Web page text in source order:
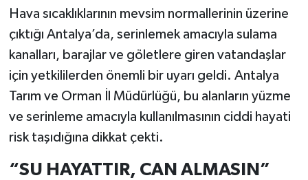
Hava sıcaklıklarının mevsim normallerinin üzerine
çıktığı Antalya’da, serinlemek amacıyla sulama
kanalları, barajlar ve göletlere giren vatandaşlar
için yetkililerden önemli bir uyarı geldi. Antalya
Tarım ve Orman İl Müdürlüğü, bu alanların yüzme
ve serinleme amacıyla kullanılmasının ciddi hayati
risk taşıdığına dikkat çekti.
“SU HAYATTIR, CAN ALMASIN”